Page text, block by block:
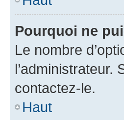
Pourquoi ne
Le nombre
l’administrateur.
contactez-le.
Haut